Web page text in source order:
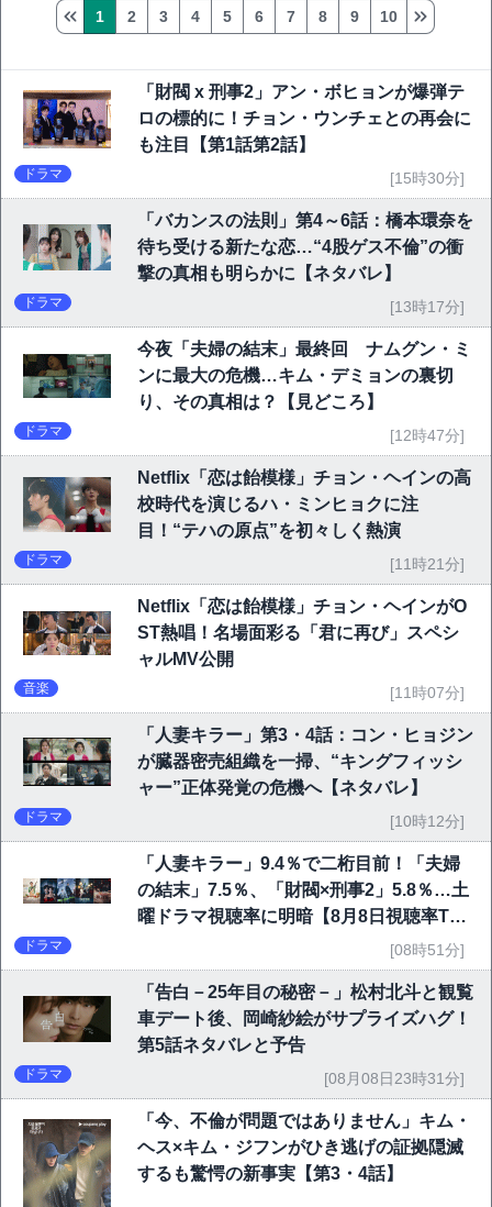
1 2 3 4 5 6 7 8 9 10
「財閥 x 刑事2」アン・ボヒョンが爆弾テ
ロの標的に！チョン・ウンチェとの再会に
も注目【第1話第2話】
ドラマ [15時30分]
「バカンスの法則」第4～6話：橋本環奈を
待ち受ける新たな恋…“4股ゲス不倫”の衝
撃の真相も明らかに【ネタバレ】
ドラマ [13時17分]
今夜「夫婦の結末」最終回 ナムグン・ミ
ンに最大の危機…キム・デミョンの裏切
り、その真相は？【見どころ】
ドラマ [12時47分]
Netflix「恋は飴模様」チョン・ヘインの高
校時代を演じるハ・ミンヒョクに注
目！“テハの原点”を初々しく熱演
ドラマ [11時21分]
Netflix「恋は飴模様」チョン・ヘインがO
ST熱唱！名場面彩る「君に再び」スペシ
ャルMV公開
音楽 [11時07分]
「人妻キラー」第3・4話：コン・ヒョジン
が臓器密売組織を一掃、“キングフィッシ
ャー”正体発覚の危機へ【ネタバレ】
ドラマ [10時12分]
「人妻キラー」9.4％で二桁目前！「夫婦
の結末」7.5％、「財閥×刑事2」5.8％…土
曜ドラマ視聴率に明暗【8月8日視聴率TO
ドラマ [08時51分]
「告白－25年目の秘密－」松村北斗と観覧
車デート後、岡崎紗絵がサプライズハグ！
第5話ネタバレと予告
ドラマ [08月08日23時31分]
「今、不倫が問題ではありません」キム・
ヘス×キム・ジフンがひき逃げの証拠隠滅
するも驚愕の新事実【第3・4話】